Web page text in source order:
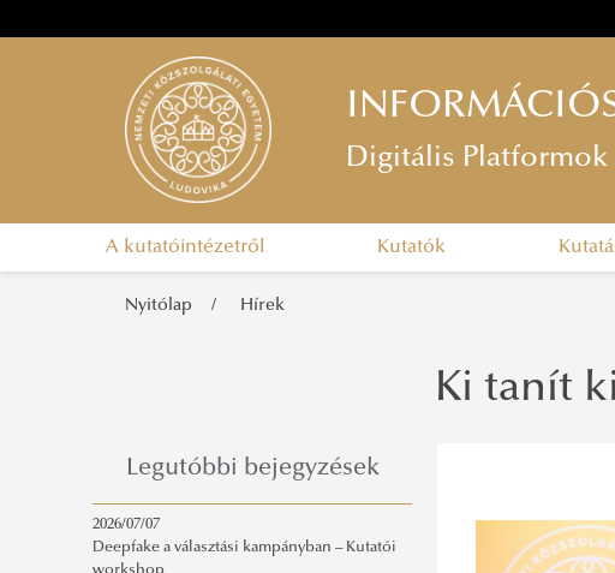
Digitális Platformok
A kutatóintézetről Kutatók
Nyitólap Hírek
Legutóbbi bejegyzések
2026/07/07
Deepfake a választási kampányban – Kutatói
Ki tanít